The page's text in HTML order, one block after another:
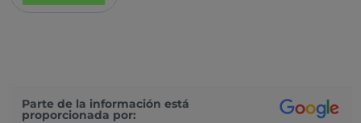
Parte de la información está
proporcionada por: